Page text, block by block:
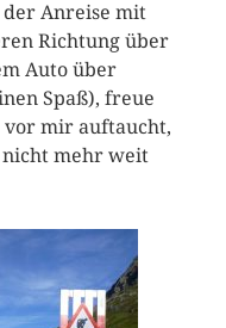
der Anreise mit
Richtung über
Auto über
Spaß), freue
vor mir auftaucht,
nicht mehr weit